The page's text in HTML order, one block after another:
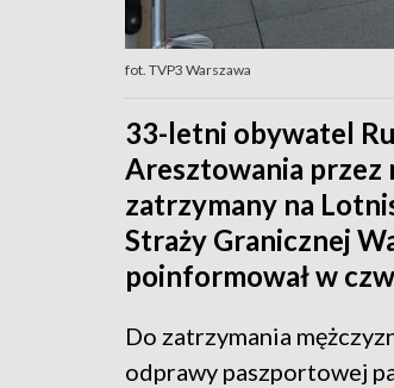
fot. TVP3 Warszawa
33-letni obywatel
Aresztowania przez
zatrzymany na
Straży Granicznej
poinformował w
Do zatrzymania
odprawy paszportowej